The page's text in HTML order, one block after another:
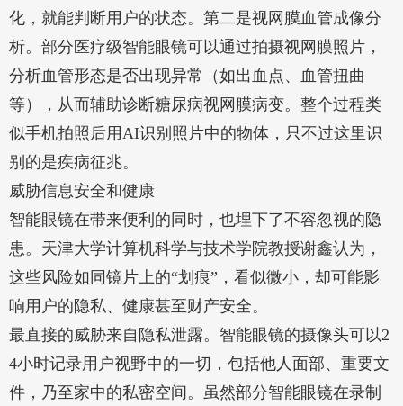
化，就能判断用户的状态。第二是视网膜血管成像分
析。部分医疗级智能眼镜可以通过拍摄视网膜照片，
分析血管形态是否出现异常（如出血点、血管扭曲
等），从而辅助诊断糖尿病视网膜病变。整个过程类
似手机拍照后用AI识别照片中的物体，只不过这里识
别的是疾病征兆。
威胁信息安全和健康
智能眼镜在带来便利的同时，也埋下了不容忽视的隐
患。天津大学计算机科学与技术学院教授谢鑫认为，
这些风险如同镜片上的“划痕”，看似微小，却可能影
响用户的隐私、健康甚至财产安全。
最直接的威胁来自隐私泄露。智能眼镜的摄像头可以2
4小时记录用户视野中的一切，包括他人面部、重要文
件，乃至家中的私密空间。虽然部分智能眼镜在录制